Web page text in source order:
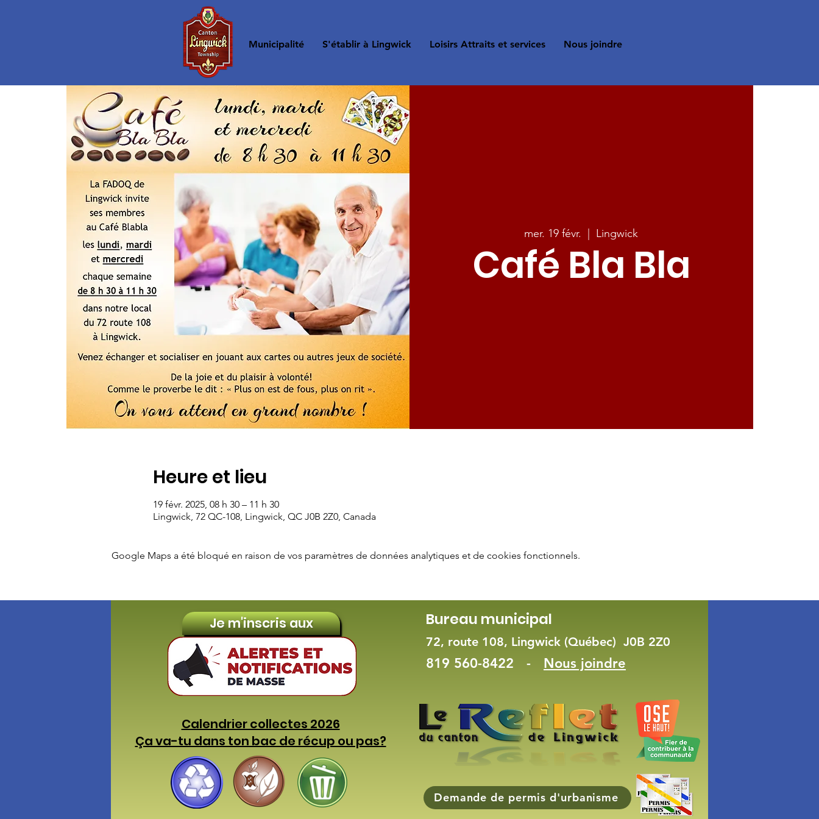
Accueil Municipalité S'établir à Lingwick Loisirs Attraits et services Nous joindre
mer. 19 févr. Lingwick
Café Bla Bla
Heure et lieu
19 févr. 2025, 08 h 30 – 11 h 30
Lingwick, 72 QC-108, Lingwick, QC J0B 2Z0, Canada
Google Maps a été bloqué en raison de vos paramètres de données analytiques et de cookies fonctionnels.
Je m'inscris aux
Calendrier collectes 2026
Ça va-tu dans ton bac de récup ou pas?
Bureau municipal
72, route 108, Lingwick (Québec) J0B 2Z0
819 560-8422 - Nous joindre
Demande de permis d'urbanisme